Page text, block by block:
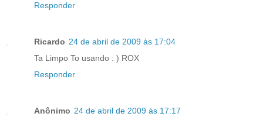
Responder
Ricardo 24 de abril de 2009 às 17:04
Ta Limpo To usando : ) ROX
Responder
Anônimo 24 de abril de 2009 às 17:17